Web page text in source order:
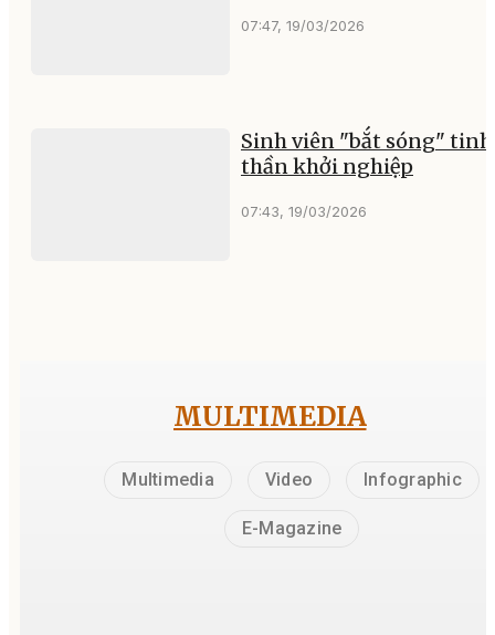
07:47, 19/03/2026
Sinh viên "bắt sóng" tinh
thần khởi nghiệp
07:43, 19/03/2026
MULTIMEDIA
Multimedia Video Infographic
E-Magazine